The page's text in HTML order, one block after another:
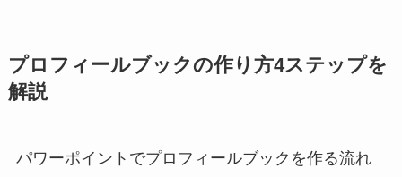
プロフィールブックの作り方4ステップを
解説
パワーポイントでプロフィールブックを作る流れ